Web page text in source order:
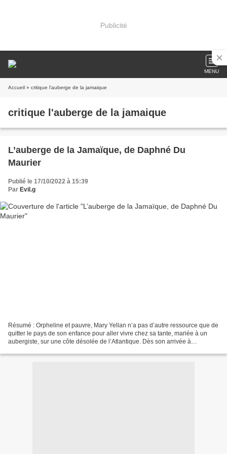
Publicité
MENU
Accueil » critique l'auberge de la jamaique
critique l'auberge de la jamaique
L’auberge de la Jamaïque, de Daphné Du
Maurier
Publié le 17/10/2022 à 15:39
Par Evil.g
Résumé : Orpheline et pauvre, Mary Yellan n’a pas d’autre ressource que de
quitter le pays de son enfance pour aller vivre chez sa tante, mariée à un
aubergiste, sur une côte désolée de l’Atlantique. Dès son arrivée à